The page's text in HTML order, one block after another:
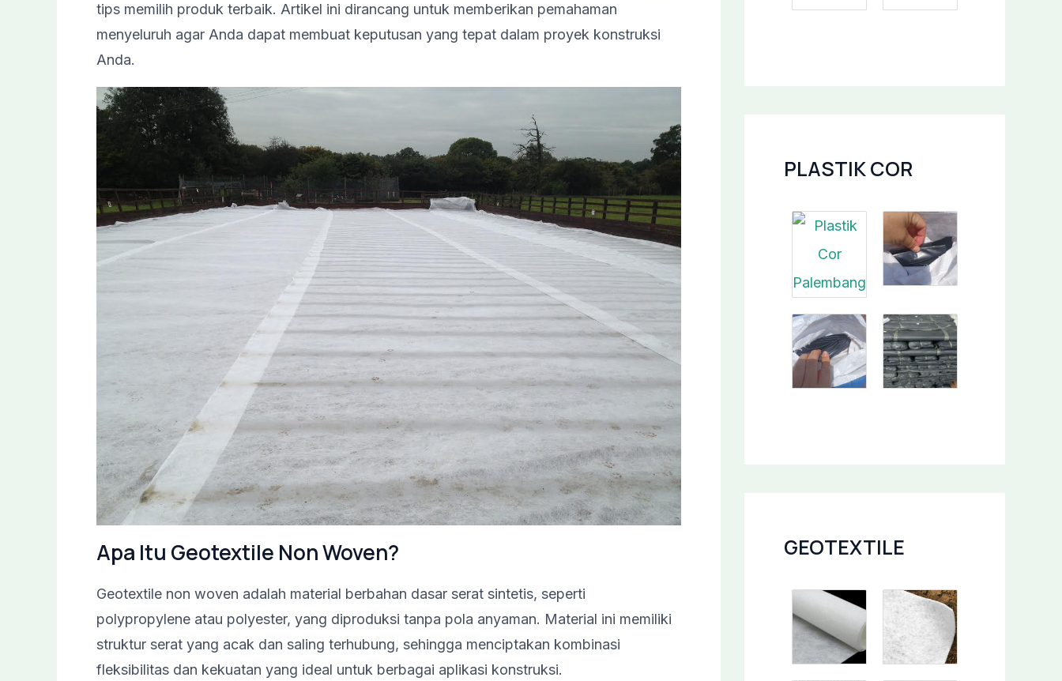
tips memilih produk terbaik. Artikel ini dirancang untuk memberikan pemahaman
menyeluruh agar Anda dapat membuat keputusan yang tepat dalam proyek konstruksi
Anda.
Apa Itu Geotextile Non Woven?
Geotextile non woven adalah material berbahan dasar serat sintetis, seperti
polypropylene atau polyester, yang diproduksi tanpa pola anyaman. Material ini memiliki
struktur serat yang acak dan saling terhubung, sehingga menciptakan kombinasi
fleksibilitas dan kekuatan yang ideal untuk berbagai aplikasi konstruksi.
PLASTIK COR
GEOTEXTILE